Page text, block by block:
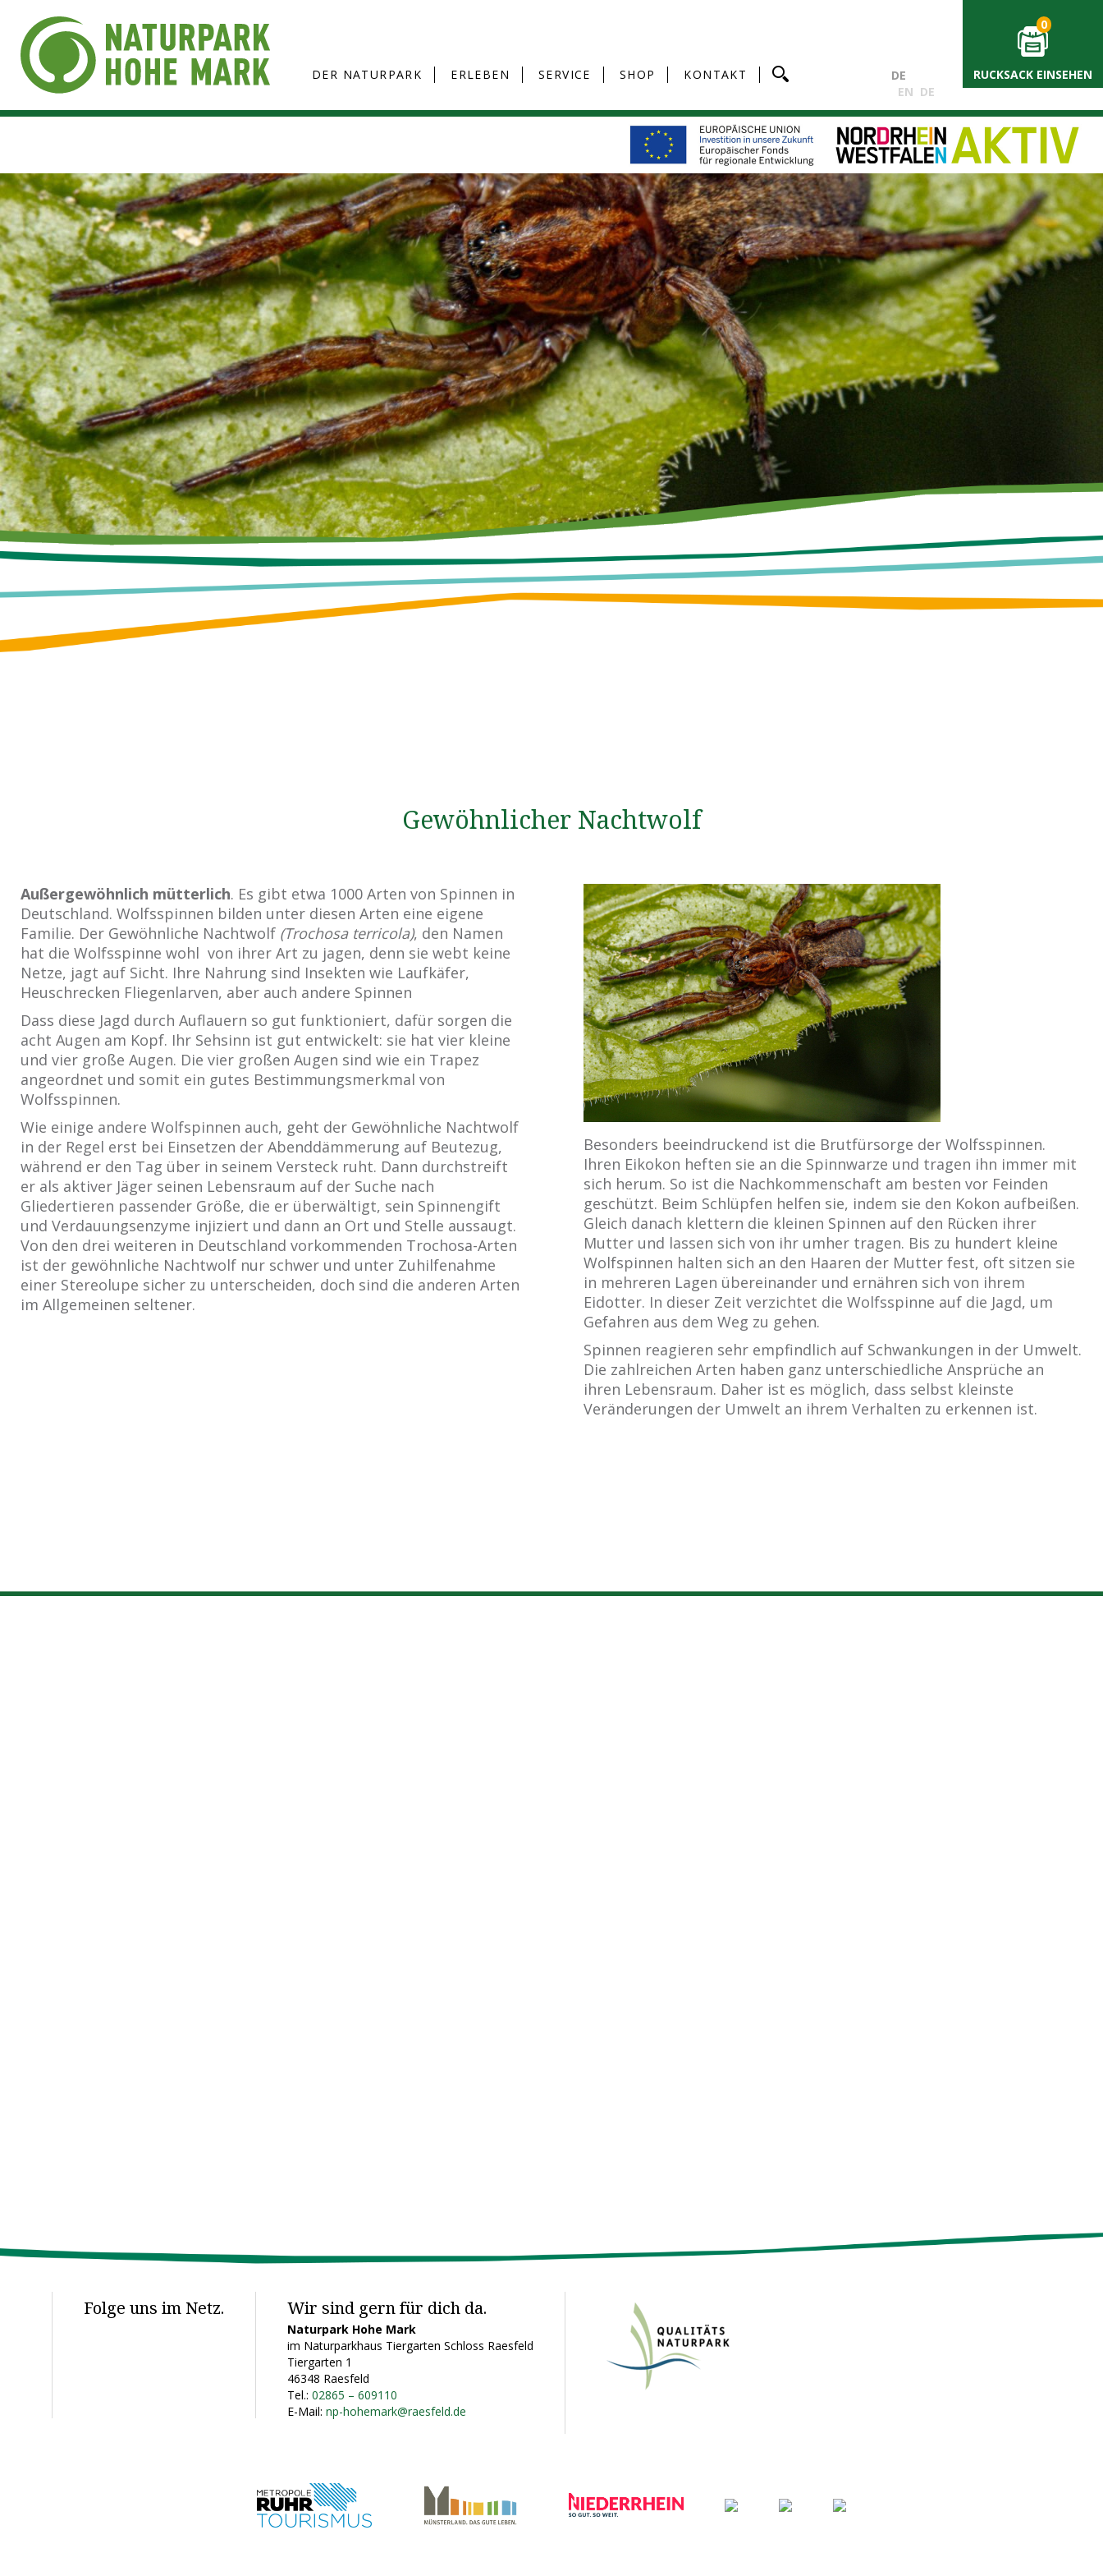
DER NATURPARK ERLEBEN SERVICE SHOP KONTAKT
0
RUCKSACK EINSEHEN
DE
EN DE
Gewöhnlicher Nachtwolf
Außergewöhnlich mütterlich. Es gibt etwa 1000 Arten von Spinnen in
Deutschland. Wolfsspinnen bilden unter diesen Arten eine eigene
Familie. Der Gewöhnliche Nachtwolf (Trochosa terricola), den Namen
hat die Wolfsspinne wohl von ihrer Art zu jagen, denn sie webt keine
Netze, jagt auf Sicht. Ihre Nahrung sind Insekten wie Laufkäfer,
Heuschrecken Fliegenlarven, aber auch andere Spinnen
Dass diese Jagd durch Auflauern so gut funktioniert, dafür sorgen die
acht Augen am Kopf. Ihr Sehsinn ist gut entwickelt: sie hat vier kleine
und vier große Augen. Die vier großen Augen sind wie ein Trapez
angeordnet und somit ein gutes Bestimmungsmerkmal von
Wolfsspinnen.
Wie einige andere Wolfspinnen auch, geht der Gewöhnliche Nachtwolf
in der Regel erst bei Einsetzen der Abenddämmerung auf Beutezug,
während er den Tag über in seinem Versteck ruht. Dann durchstreift
er als aktiver Jäger seinen Lebensraum auf der Suche nach
Gliedertieren passender Größe, die er überwältigt, sein Spinnengift
und Verdauungsenzyme injiziert und dann an Ort und Stelle aussaugt.
Von den drei weiteren in Deutschland vorkommenden Trochosa-Arten
ist der gewöhnliche Nachtwolf nur schwer und unter Zuhilfenahme
einer Stereolupe sicher zu unterscheiden, doch sind die anderen Arten
im Allgemeinen seltener.
Besonders beeindruckend ist die Brutfürsorge der Wolfsspinnen.
Ihren Eikokon heften sie an die Spinnwarze und tragen ihn immer mit
sich herum. So ist die Nachkommenschaft am besten vor Feinden
geschützt. Beim Schlüpfen helfen sie, indem sie den Kokon aufbeißen.
Gleich danach klettern die kleinen Spinnen auf den Rücken ihrer
Mutter und lassen sich von ihr umher tragen. Bis zu hundert kleine
Wolfspinnen halten sich an den Haaren der Mutter fest, oft sitzen sie
in mehreren Lagen übereinander und ernähren sich von ihrem
Eidotter. In dieser Zeit verzichtet die Wolfsspinne auf die Jagd, um
Gefahren aus dem Weg zu gehen.
Spinnen reagieren sehr empfindlich auf Schwankungen in der Umwelt.
Die zahlreichen Arten haben ganz unterschiedliche Ansprüche an
ihren Lebensraum. Daher ist es möglich, dass selbst kleinste
Veränderungen der Umwelt an ihrem Verhalten zu erkennen ist.
Folge uns im Netz. Wir sind gern für dich da.
Naturpark Hohe Mark
im Naturparkhaus Tiergarten Schloss Raesfeld
Tiergarten 1
46348 Raesfeld
Tel.: 02865 – 609110
E-Mail: np-hohemark@raesfeld.de